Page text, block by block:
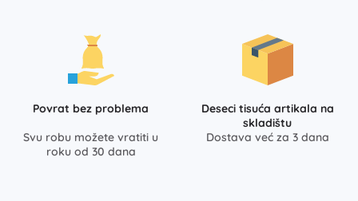
Povrat bez problema
Svu robu možete vratiti u
roku od 30 dana
Deseci tisuća artikala na
skladištu
Dostava već za 3 dana